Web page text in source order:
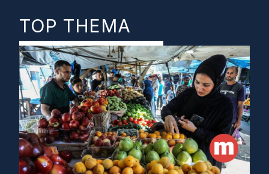
TOP THEMA